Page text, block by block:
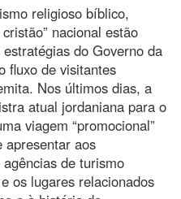
religioso bíblico,
nacional estão
do Governo da
fluxo de visitantes
Nos últimos dias, a
atual jordaniana para o
viagem “promocional”
apresentar aos
de turismo
os lugares relacionados